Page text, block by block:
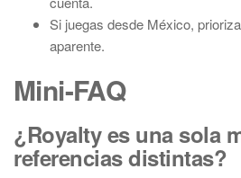
Si juegas desde México,
aparente.
Mini-FAQ
¿Royalty es una sola
referencias distintas?